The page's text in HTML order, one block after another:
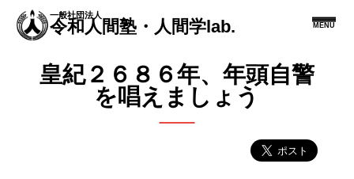
一般社団法人
令和人間塾・人間学lab. MENU
皇紀２６８６年、年頭自警
を唱えましょう